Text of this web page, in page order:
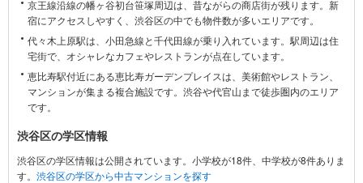
区
に
関
す
る
京王線沿線の幡ヶ谷初台笹塚周辺は、昔ながらの商店街が残ります。新
宿にアクセスしやすく、渋谷区の中でも物件数が多いエリアです。
代々木上原駅は、小田急線と千代田線が乗り入れています。駅周辺は住
宅街で、オシャレなカフェやレストランが点在しています。
恵比寿駅付近にある恵比寿ガーデンプレイスは、美術館やレストラン、
マンションが集まる複合施設です。渋谷や代官山まで徒歩圏内のエリア
です。
渋谷区の学区情報
渋谷区の学区情報は公開されています。小学校が18件、中学校が8件ありま
す。 渋谷区の学区から中古マンションを探す